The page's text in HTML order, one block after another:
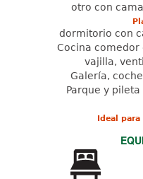
otro con
dormitorio con
Cocina
vajilla,
Galería,
Parque y
Ideal